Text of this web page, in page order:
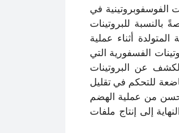
في
بالنسبة للبروتينات
أثناء عملية
الفسفورية التي
عن البروتينات
للتحكم في تقليل
من عملية الهضم
إلى إنتاج ملفات